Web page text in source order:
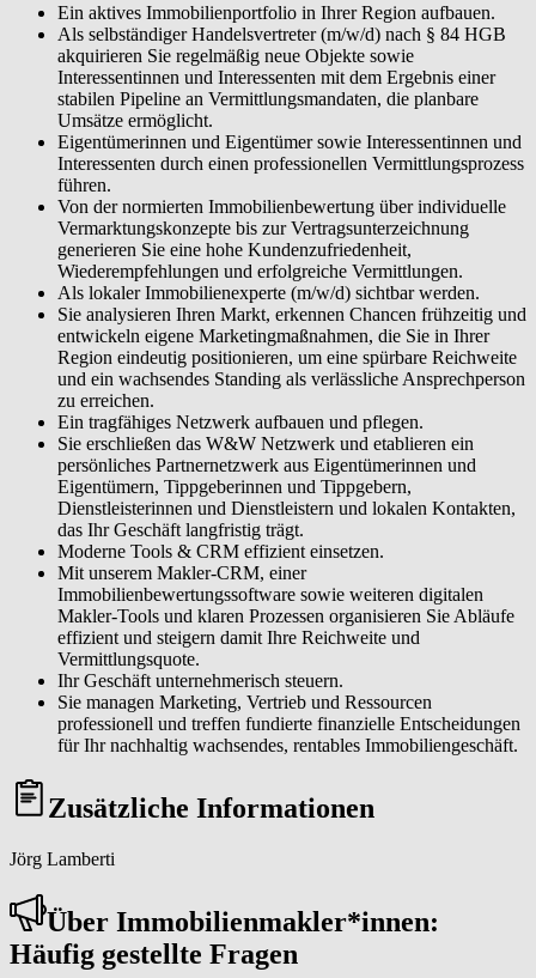
Ein aktives Immobilienportfolio in Ihrer Region aufbauen.
Als selbständiger Handelsvertreter (m/w/d) nach § 84 HGB
akquirieren Sie regelmäßig neue Objekte sowie
Interessentinnen und Interessenten mit dem Ergebnis einer
stabilen Pipeline an Vermittlungsmandaten, die planbare
Umsätze ermöglicht.
Eigentümerinnen und Eigentümer sowie Interessentinnen und
Interessenten durch einen professionellen Vermittlungsprozess
führen.
Von der normierten Immobilienbewertung über individuelle
Vermarktungskonzepte bis zur Vertragsunterzeichnung
generieren Sie eine hohe Kundenzufriedenheit,
Wiederempfehlungen und erfolgreiche Vermittlungen.
Als lokaler Immobilienexperte (m/w/d) sichtbar werden.
Sie analysieren Ihren Markt, erkennen Chancen frühzeitig und
entwickeln eigene Marketingmaßnahmen, die Sie in Ihrer
Region eindeutig positionieren, um eine spürbare Reichweite
und ein wachsendes Standing als verlässliche Ansprechperson
zu erreichen.
Ein tragfähiges Netzwerk aufbauen und pflegen.
Sie erschließen das W&W Netzwerk und etablieren ein
persönliches Partnernetzwerk aus Eigentümerinnen und
Eigentümern, Tippgeberinnen und Tippgebern,
Dienstleisterinnen und Dienstleistern und lokalen Kontakten,
das Ihr Geschäft langfristig trägt.
Moderne Tools & CRM effizient einsetzen.
Mit unserem Makler-CRM, einer
Immobilienbewertungssoftware sowie weiteren digitalen
Makler-Tools und klaren Prozessen organisieren Sie Abläufe
effizient und steigern damit Ihre Reichweite und
Vermittlungsquote.
Ihr Geschäft unternehmerisch steuern.
Sie managen Marketing, Vertrieb und Ressourcen
professionell und treffen fundierte finanzielle Entscheidungen
für Ihr nachhaltig wachsendes, rentables Immobiliengeschäft.
Zusätzliche Informationen
Jörg Lamberti
Über Im­mo­bi­li­en­mak­ler*in­nen:
Häufig gestellte Fragen